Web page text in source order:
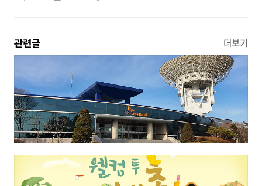
관련글 더보기